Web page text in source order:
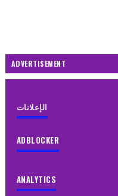
ADVERTISEMENT
الإعلانات
ADBLOCKER
ANALYTICS